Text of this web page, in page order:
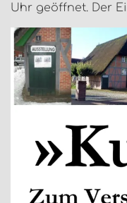
Uhr geöffnet. Der